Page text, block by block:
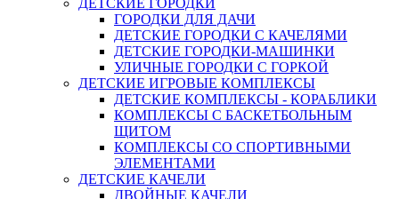
ГОРОДКИ ДЛЯ ДАЧИ
ДЕТСКИЕ ГОРОДКИ С КАЧЕЛЯМИ
ДЕТСКИЕ ГОРОДКИ-МАШИНКИ
УЛИЧНЫЕ ГОРОДКИ С ГОРКОЙ
ДЕТСКИЕ ИГРОВЫЕ КОМПЛЕКСЫ
ДЕТСКИЕ КОМПЛЕКСЫ - КОРАБЛИКИ
КОМПЛЕКСЫ С БАСКЕТБОЛЬНЫМ
ЩИТОМ
КОМПЛЕКСЫ СО СПОРТИВНЫМИ
ЭЛЕМЕНТАМИ
ДЕТСКИЕ КАЧЕЛИ
ДВОЙНЫЕ КАЧЕЛИ